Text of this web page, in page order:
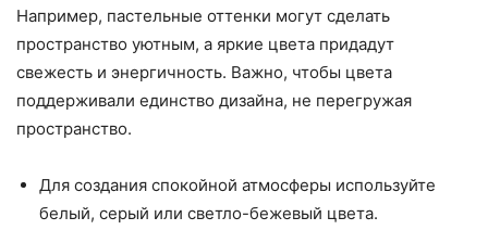
Например, пастельные оттенки могут сделать
пространство уютным, а яркие цвета придадут
свежесть и энергичность. Важно, чтобы цвета
поддерживали единство дизайна, не перегружая
пространство.
Для создания спокойной атмосферы используйте
белый, серый или светло-бежевый цвета.